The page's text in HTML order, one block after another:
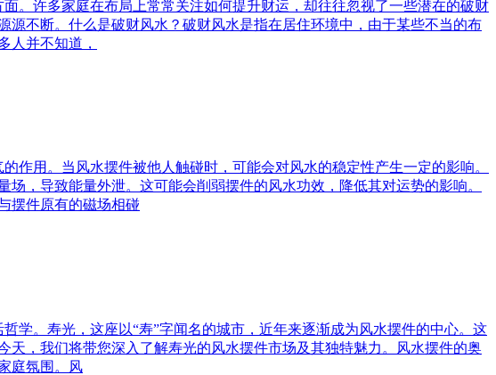
。许多家庭在布局上常常关注如何提升财运，却往往忽视了一些潜在的破财
不断。什么是破财风水？破财风水是指在居住环境中，由于某些不当的布
人并不知道，
作用。当风水摆件被他人触碰时，可能会对风水的稳定性产生一定的影响。
，导致能量外泄。这可能会削弱摆件的风水功效，降低其对运势的影响。
摆件原有的磁场相碰
学。寿光，这座以“寿”字闻名的城市，近年来逐渐成为风水摆件的中心。这
，我们将带您深入了解寿光的风水摆件市场及其独特魅力。风水摆件的奥
庭氛围。风